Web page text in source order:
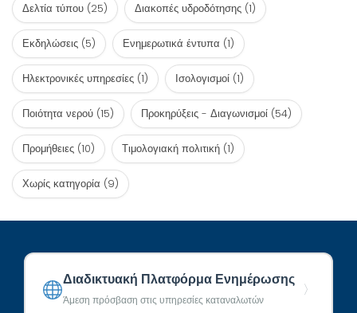
Δελτία τύπου (25) Διακοπές υδροδότησης (1)
Εκδηλώσεις (5) Ενημερωτικά έντυπα (1)
Ηλεκτρονικές υπηρεσίες (1) Ισολογισμοί (1)
Ποιότητα νερού (15) Προκηρύξεις - Διαγωνισμοί (54)
Προμήθειες (10) Τιμολογιακή πολιτική (1)
Χωρίς κατηγορία (9)
Διαδικτυακή Πλατφόρμα Ενημέρωσης
Άμεση πρόσβαση στις υπηρεσίες καταναλωτών
〉